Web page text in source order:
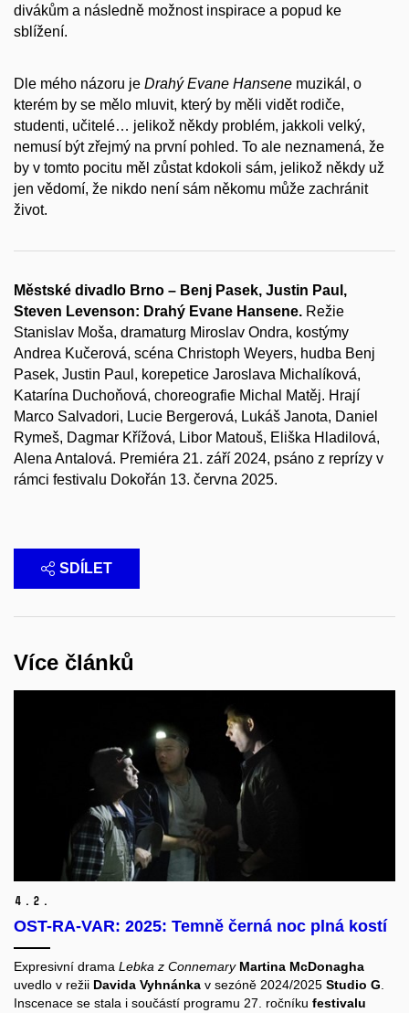
divákům a následně možnost inspirace a popud ke
sblížení.
Dle mého názoru je Drahý Evane Hansene muzikál, o
kterém by se mělo mluvit, který by měli vidět rodiče,
studenti, učitelé… jelikož někdy problém, jakkoli velký,
nemusí být zřejmý na první pohled. To ale neznamená, že
by v tomto pocitu měl zůstat kdokoli sám, jelikož někdy už
jen vědomí, že nikdo není sám někomu může zachránit
život.
Městské divadlo Brno – Benj Pasek, Justin Paul,
Steven Levenson: Drahý Evane Hansene. Režie
Stanislav Moša, dramaturg Miroslav Ondra, kostýmy
Andrea Kučerová, scéna Christoph Weyers, hudba Benj
Pasek, Justin Paul, korepetice Jaroslava Michalíková,
Katarína Duchoňová, choreografie Michal Matěj. Hrají
Marco Salvadori, Lucie Bergerová, Lukáš Janota, Daniel
Rymeš, Dagmar Křížová, Libor Matouš, Eliška Hladilová,
Alena Antalová. Premiéra 21. září 2024, psáno z reprízy v
rámci festivalu Dokořán 13. června 2025.
SDÍLET
Více článků
4. 2.
OST-RA-VAR: 2025: Temně černá noc plná kostí
Expresivní drama Lebka z Connemary Martina McDonagha
uvedlo v režii Davida Vyhnánka v sezóně 2024/2025 Studio G
Inscenace se stala i součástí programu 27. ročníku festivalu